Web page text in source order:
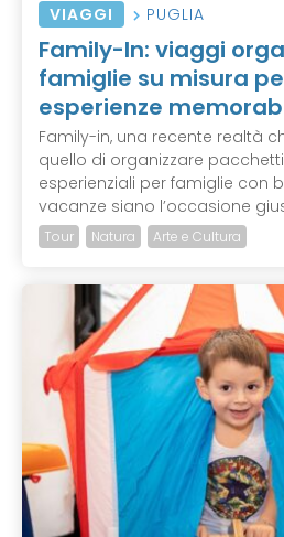
VIAGGI PUGLIA
Family-In: viaggi
famiglie su misura
esperienze
Family-in, una recente realtà
quello di organizzare
esperienziali per famiglie con
vacanze siano l’occasione
Tour Natura Arte e Cultura